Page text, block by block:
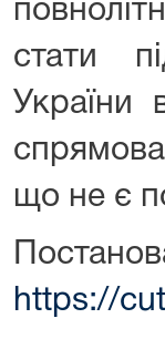
стати
України
що не є
https://